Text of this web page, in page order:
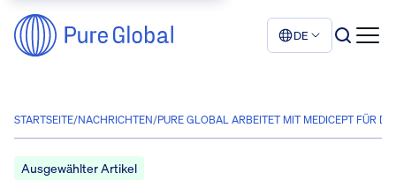
DE
STARTSEITE/NACHRICHTEN/PURE GLOBAL ARBEITET MIT MEDICEPT FÜR
Ausgewählter Artikel